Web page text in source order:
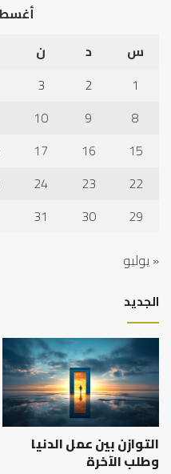
أغسطس
س
د ن
1
2
3
8
9
10
15
16
17
22
23
24
29
30
31
« يوليو
الجديد
التوازن بين عمل الدنيا
وطلب الآخرة